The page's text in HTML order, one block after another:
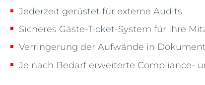
Jederzeit gerüstet für externe Audits
Sicheres Gäste-Ticket-System für Ihre
Verringerung der Aufwände in
Je nach Bedarf erweiterte Compliance-